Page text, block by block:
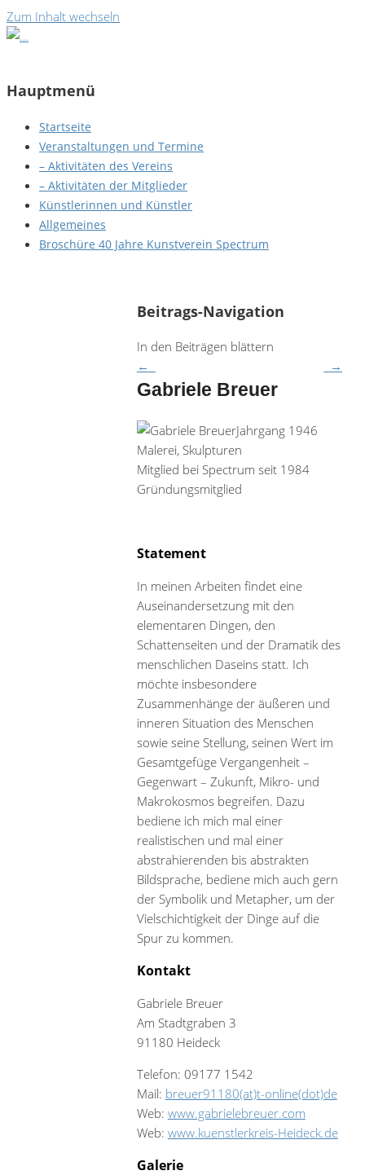
Zum Inhalt wechseln
Hauptmenü
Startseite
Veranstaltungen und Termine
– Aktivitäten des Vereins
– Aktivitäten der Mitglieder
Künstlerinnen und Künstler
Allgemeines
Broschüre 40 Jahre Kunstverein Spectrum
Beitrags-Navigation
In den Beiträgen blättern
→
←
Gabriele Breuer
Jahrgang 1946
Malerei, Skulpturen
Mitglied bei Spectrum seit 1984
Gründungsmitglied
Statement
In meinen Arbeiten findet eine
Auseinandersetzung mit den
elementaren Dingen, den
Schattenseiten und der Dramatik des
menschlichen Daseins statt. Ich
möchte insbesondere
Zusammenhänge der äußeren und
inneren Situation des Menschen
sowie seine Stellung, seinen Wert im
Gesamtgefüge Vergangenheit –
Gegenwart – Zukunft, Mikro- und
Makrokosmos begreifen. Dazu
bediene ich mich mal einer
realistischen und mal einer
abstrahierenden bis abstrakten
Bildsprache, bediene mich auch gern
der Symbolik und Metapher, um der
Vielschichtigkeit der Dinge auf die
Spur zu kommen.
Kontakt
Gabriele Breuer
Am Stadtgraben 3
91180 Heideck
Telefon: 09177 1542
Mail: breuer91180(at)t-online(dot)de
Web: www.gabrielebreuer.com
Web: www.kuenstlerkreis-Heideck.de
Galerie